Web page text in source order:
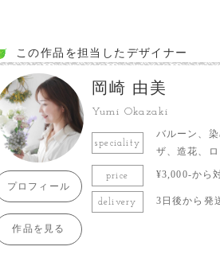
この作品を担当したデザイナー
プロフィール
作品を見る
岡崎 由美
Yumi Okazaki
speciality
バルーン、染
ザ、造花、
price ¥3,000-から
delivery 3日後から発